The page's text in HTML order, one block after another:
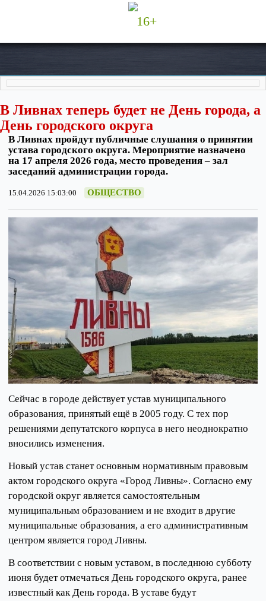
16+
В Ливнах теперь будет не День города, а
День городского округа
В Ливнах пройдут публичные слушания о принятии
устава городского округа. Мероприятие назначено
на 17 апреля 2026 года, место проведения – зал
заседаний администрации города.
15.04.2026 15:03:00 ОБЩЕСТВО
Сейчас в городе действует устав муниципального
образования, принятый ещё в 2005 году. С тех пор
решениями депутатского корпуса в него неоднократно
вносились изменения.
Новый устав станет основным нормативным правовым
актом городского округа «Город Ливны». Согласно ему
городской округ является самостоятельным
муниципальным образованием и не входит в другие
муниципальные образования, а его административным
центром является город Ливны.
В соответствии с новым уставом, в последнюю субботу
июня будет отмечаться День городского округа, ранее
известный как День города. В уставе будут